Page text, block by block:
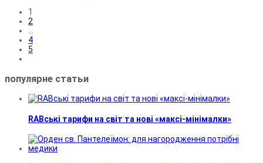
1
2
…
4
5
популярне статьи
RABські тарифи на світ та нові «максі-мінімалки»